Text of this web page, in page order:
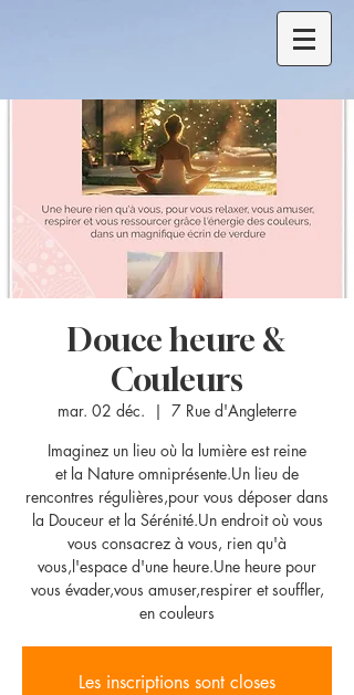
Douce heure &
Couleurs
mar. 02 déc.
  |
7 Rue d'Angleterre
Imaginez un lieu où la lumière est reine
et la Nature omniprésente.Un lieu de
rencontres régulières,pour vous déposer dans
la Douceur et la Sérénité.Un endroit où vous
vous consacrez à vous, rien qu'à
vous,l'espace d'une heure.Une heure pour
vous évader,vous amuser,respirer et souffler,
en couleurs
Les inscriptions sont closes